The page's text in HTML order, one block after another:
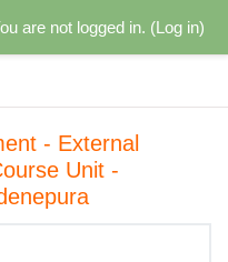
are not logged in. (Log in)
- External
Unit -